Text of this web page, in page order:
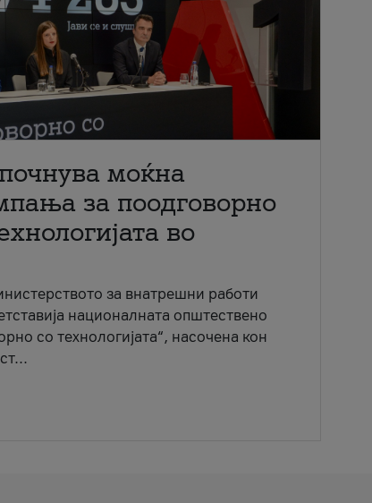
моќна
за поодговорно
во
за внатрешни работи
националната општествено
со технологијата“, насочена кон